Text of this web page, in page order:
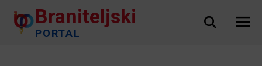
Braniteljski
PORTAL